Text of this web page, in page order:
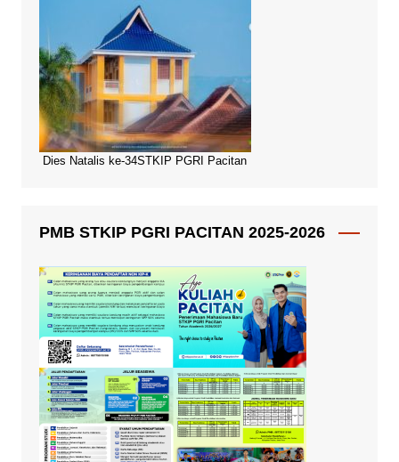
Dies Natalis ke-34STKIP PGRI Pacitan
PMB STKIP PGRI PACITAN 2025-2026